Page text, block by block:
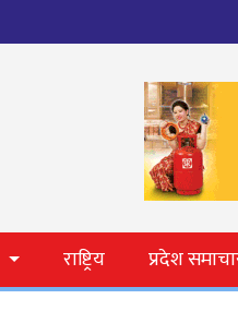
राष्ट्रिय प्रदेश